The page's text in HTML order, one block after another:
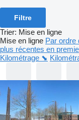
Filtre
Trier: Mise en ligne
Mise en ligne Par ordre
plus récentes en
Kilométrage ⬊